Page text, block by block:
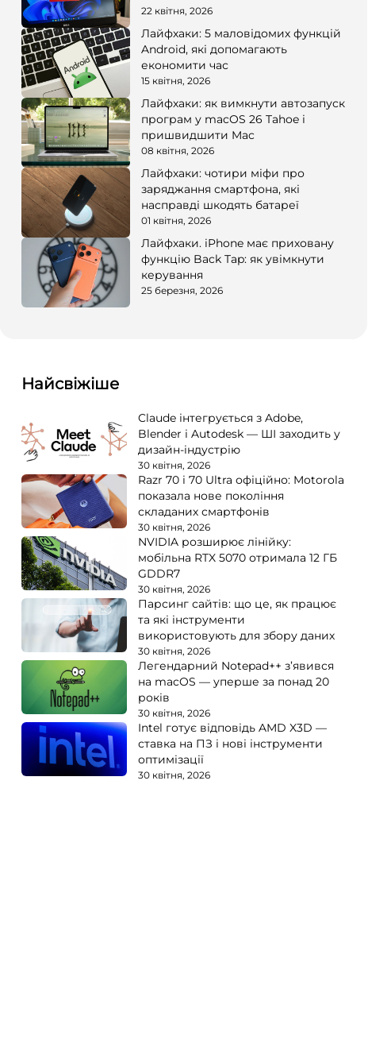
22 квітня, 2026
Лайфхаки: 5 маловідомих функцій
Android, які допомагають
економити час
15 квітня, 2026
Лайфхаки: як вимкнути автозапуск
програм у macOS 26 Tahoe і
пришвидшити Mac
08 квітня, 2026
Лайфхаки: чотири міфи про
заряджання смартфона, які
насправді шкодять батареї
01 квітня, 2026
Лайфхаки. iPhone має приховану
функцію Back Tap: як увімкнути
керування
25 березня, 2026
Найсвіжіше
Claude інтегрується з Adobe,
Blender і Autodesk — ШІ заходить у
дизайн-індустрію
30 квітня, 2026
Razr 70 і 70 Ultra офіційно: Motorola
показала нове покоління
складаних смартфонів
30 квітня, 2026
NVIDIA розширює лінійку:
мобільна RTX 5070 отримала 12 ГБ
GDDR7
30 квітня, 2026
Парсинг сайтів: що це, як працює
та які інструменти
використовують для збору даних
30 квітня, 2026
Легендарний Notepad++ з’явився
на macOS — уперше за понад 20
років
30 квітня, 2026
Intel готує відповідь AMD X3D —
ставка на ПЗ і нові інструменти
оптимізації
30 квітня, 2026